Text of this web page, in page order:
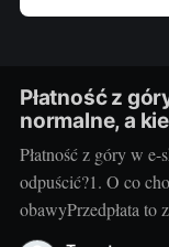
Płatność z
normalne, a
Płatność z góry w
odpuścić?1. O co
obawyPrzedpłata to
sprzedawca je